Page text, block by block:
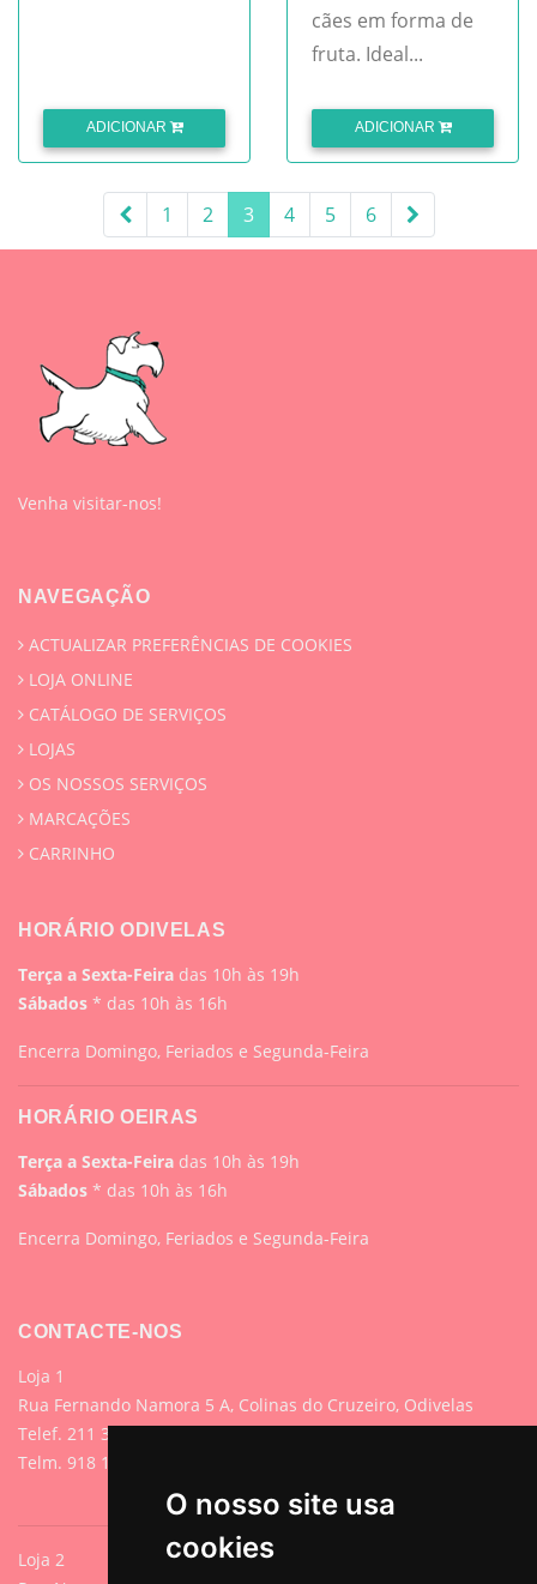
O nosso site usa
cookies
ADICIONAR
cães em forma de
fruta. Ideal...
ADICIONAR
1 2 3(current)
4 5 6
Venha visitar-nos!
NAVEGAÇÃO
ACTUALIZAR PREFERÊNCIAS DE COOKIES
LOJA ONLINE
CATÁLOGO DE SERVIÇOS
LOJAS
OS NOSSOS SERVIÇOS
MARCAÇÕES
CARRINHO
HORÁRIO ODIVELAS
Terça a Sexta-Feira das 10h às 19h
Sábados * das 10h às 16h
Encerra Domingo, Feriados e Segunda-Feira
HORÁRIO OEIRAS
Terça a Sexta-Feira das 10h às 19h
Sábados * das 10h às 16h
Encerra Domingo, Feriados e Segunda-Feira
CONTACTE-NOS
Loja 1
Rua Fernando Namora 5 A, Colinas do Cruzeiro, Odivelas
Telef. 211 395 882 (Chamada para rede fixa nacional)
Telm. 918 107 618 (Chamada para rede móvel nacional)
Loja 2